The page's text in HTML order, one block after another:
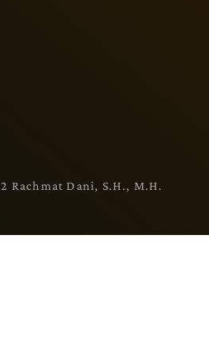
Rachmat Dani, S.H., M.H.